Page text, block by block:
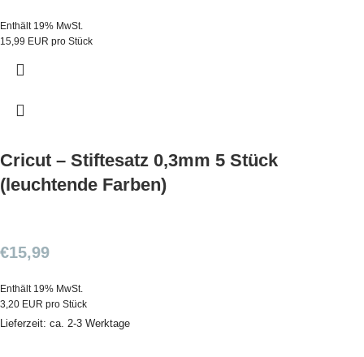
Enthält 19% MwSt.
15,99 EUR pro Stück
Cricut – Stiftesatz 0,3mm 5 Stück
(leuchtende Farben)
€15,99
Enthält 19% MwSt.
3,20 EUR pro Stück
Lieferzeit: ca. 2-3 Werktage